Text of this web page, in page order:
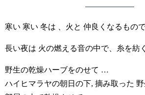
寒い 寒い 冬は 、火と 仲良くなるもので
長い夜は 火の燃える音の中で、糸を紡
野生の乾燥ハーブをのせて …
ハイヒマラヤの朝日の下, 摘み取った 野